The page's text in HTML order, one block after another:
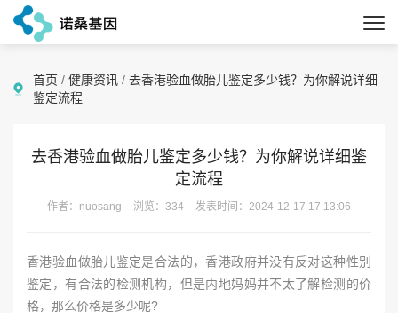
首页 / 健康资讯 / 去香港验血做胎儿鉴定多少钱？为你解说详细
鉴定流程
去香港验血做胎儿鉴定多少钱？为你解说详细鉴
定流程
作者：nuosang 浏览：334 发表时间：2024-12-17 17:13:06
香港验血做胎儿鉴定是合法的，香港政府并没有反对这种性别
鉴定，有合法的检测机构，但是内地妈妈并不太了解检测的价
格，那么价格是多少呢?